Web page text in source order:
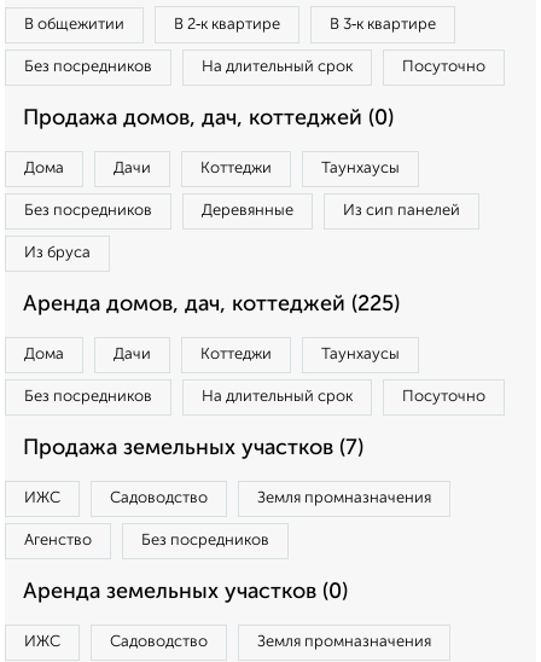
В общежитии В 2‑к квартире В 3‑к квартире
Без посредников На длительный срок Посуточно
Продажа домов, дач, коттеджей (0)
Дома Дачи Коттеджи Таунхаусы
Без посредников Деревянные Из сип панелей
Из бруса
Аренда домов, дач, коттеджей (225)
Дома Дачи Коттеджи Таунхаусы
Без посредников На длительный срок Посуточно
Продажа земельных участков (7)
ИЖС Садоводство Земля промназначения
Агенство Без посредников
Аренда земельных участков (0)
ИЖС Садоводство Земля промназначения